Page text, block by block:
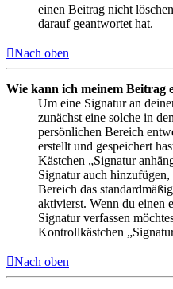
einen Beitrag nicht
darauf geantwortet hat.
Nach oben
Wie kann ich meinem Beitrag
Um eine Signatur an
zunächst eine solche in
persönlichen Bereich
erstellt und gespeichert
Kästchen „Signatur
Signatur auch
Bereich das
aktivierst. Wenn du einen
Signatur verfassen
Kontrollkästchen
Nach oben